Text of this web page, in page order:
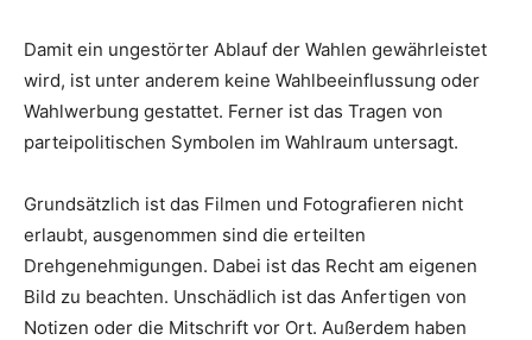
Damit ein ungestörter Ablauf der Wahlen gewährleistet
wird, ist unter anderem keine Wahlbeeinflussung oder
Wahlwerbung gestattet. Ferner ist das Tragen von
parteipolitischen Symbolen im Wahlraum untersagt.
Grundsätzlich ist das Filmen und Fotografieren nicht
erlaubt, ausgenommen sind die erteilten
Drehgenehmigungen. Dabei ist das Recht am eigenen
Bild zu beachten. Unschädlich ist das Anfertigen von
Notizen oder die Mitschrift vor Ort. Außerdem haben